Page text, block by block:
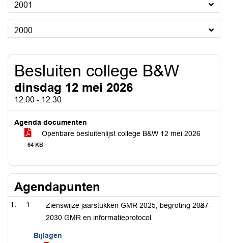
2001
2000
Besluiten college B&W
dinsdag 12 mei 2026
12:00 - 12:30
Agenda documenten
Openbare besluitenlijst college B&W 12 mei 2026
64 KB
Agendapunten
1
Zienswijze jaarstukken GMR 2025, begroting 2027-
2030 GMR en informatieprotocol
Bijlagen